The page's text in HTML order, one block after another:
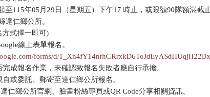
至115年05月29日（星期五）下午17 時止，或限額90隊額滿截止
達仁鄉公所。
方式擇一即可)
線上表單報名。
forms/d/
完成報名作業，未確認致報名失敗者應自行承擔。
或委託、郵寄至達仁鄉公所報名。
仁鄉公所官網、臉書粉絲專頁或QR Code分享相關資訊。